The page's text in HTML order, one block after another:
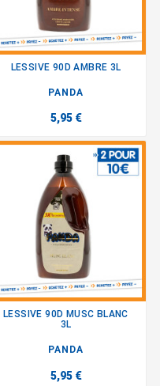
LESSIVE 90D AMBRE 3L
PANDA
5,95 €
LESSIVE 90D MUSC BLANC
3L
PANDA
5,95 €